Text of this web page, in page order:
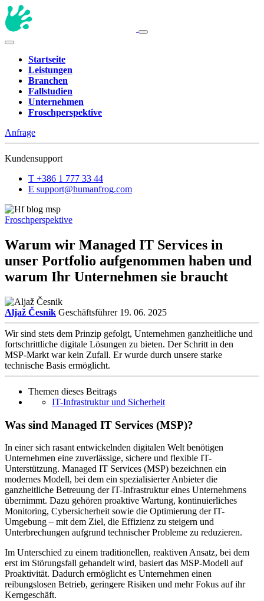
Startseite
Leistungen
Branchen
Fallstudien
Unternehmen
Froschperspektive
Anfrage
Kundensupport
T +386 1 777 33 44
E support@humanfrog.com
Froschperspektive
Warum wir Managed IT Services in
unser Portfolio aufgenommen haben und
warum Ihr Unternehmen sie braucht
Aljaž Česnik Geschäftsführer 19. 06. 2025
Wir sind stets dem Prinzip gefolgt, Unternehmen ganzheitliche und
fortschrittliche digitale Lösungen zu bieten. Der Schritt in den
MSP‑Markt war kein Zufall. Er wurde durch unsere starke
technische Basis ermöglicht.
Themen dieses Beitrags
IT-Infrastruktur und Sicherheit
Was sind Managed IT Services (MSP)?
In einer sich rasant entwickelnden digitalen Welt benötigen
Unternehmen eine zuverlässige, sichere und flexible IT-
Unterstützung. Managed IT Services (MSP) bezeichnen ein
modernes Modell, bei dem ein spezialisierter Anbieter die
ganzheitliche Betreuung der IT-Infrastruktur eines Unternehmens
übernimmt. Dazu gehören proaktive Wartung, kontinuierliches
Monitoring, Cybersicherheit sowie die Optimierung der IT-
Umgebung – mit dem Ziel, die Effizienz zu steigern und
Unterbrechungen aufgrund technischer Probleme zu reduzieren.
Im Unterschied zu einem traditionellen, reaktiven Ansatz, bei dem
erst im Störungsfall gehandelt wird, basiert das MSP-Modell auf
Proaktivität. Dadurch ermöglicht es Unternehmen einen
reibungslosen Betrieb, geringere Risiken und mehr Fokus auf ihr
Kerngeschäft.